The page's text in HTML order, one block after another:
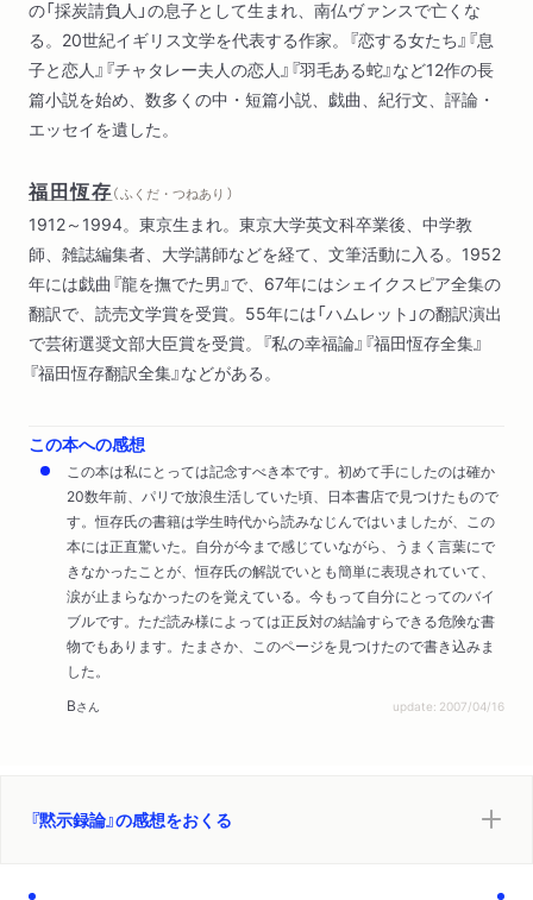
の「採炭請負人」の息子として生まれ、南仏ヴァンスで亡くな
る。20世紀イギリス文学を代表する作家。『恋する女たち』『息
子と恋人』『チャタレー夫人の恋人』『羽毛ある蛇』など12作の長
篇小説を始め、数多くの中・短篇小説、戯曲、紀行文、評論・
エッセイを遺した。
福田恆存（ ふくだ・つねあり ）
1912～1994。東京生まれ。東京大学英文科卒業後、中学教
師、雑誌編集者、大学講師などを経て、文筆活動に入る。1952
年には戯曲『龍を撫でた男』で、67年にはシェイクスピア全集の
翻訳で、読売文学賞を受賞。55年には「ハムレット」の翻訳演出
で芸術選奨文部大臣賞を受賞。『私の幸福論』『福田恆存全集』
『福田恆存翻訳全集』などがある。
この本への感想
この本は私にとっては記念すべき本です。初めて手にしたのは確か
20数年前、パリで放浪生活していた頃、日本書店で見つけたもので
す。恒存氏の書籍は学生時代から読みなじんではいましたが、この
本には正直驚いた。自分が今まで感じていながら、うまく言葉にで
きなかったことが、恒存氏の解説でいとも簡単に表現されていて、
涙が止まらなかったのを覚えている。今もって自分にとってのバイ
ブルです。ただ読み様によっては正反対の結論すらできる危険な書
物でもあります。たまさか、このページを見つけたので書き込みま
した。
Bさん update: 2007/04/16
『黙示録論』の感想をおくる